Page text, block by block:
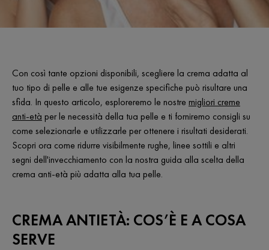
Con così tante opzioni disponibili, scegliere la crema adatta al
tuo tipo di pelle e alle tue esigenze specifiche può risultare una
sfida. In questo articolo, esploreremo le nostre migliori creme
anti-età per le necessità della tua pelle e ti forniremo consigli su
come selezionarle e utilizzarle per ottenere i risultati desiderati.
Scopri ora come ridurre visibilmente rughe, linee sottili e altri
segni dell'invecchiamento con la nostra guida alla scelta della
crema anti-età più adatta alla tua pelle.
CREMA ANTIETÀ: COS’È E A COSA
SERVE